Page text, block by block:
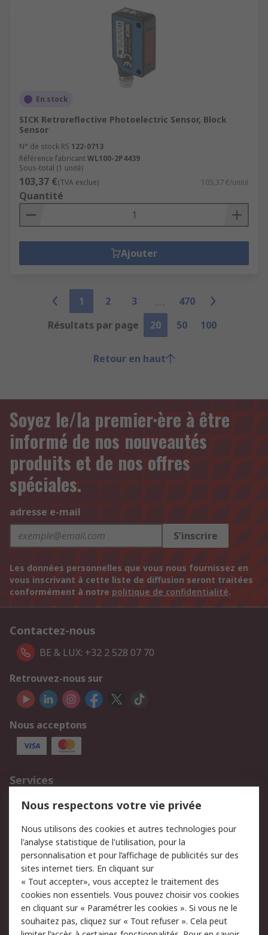
En stock
SICK Retroreflective Photoelectric Sensor, Block
Sensor
N° de stock RS 122-0713
Référence fabricantWL100-2P4439
Sous-total (1 unité)
103,37 €(TVA exclue) 103,37 €/unité
Quantité
Ajouter
1 2 3
470
Résultats par page
20 50 100
Retour en haut
Soyez le/la premier·ère à être
informé de nos nouveautés
produits et de nos offres
spéciales.
adresse e-mail
S'inscrire
Les données personnelles que vous nous fournissez en
vous inscrivant à cette liste de diffusion seront traitées
conformément à notre politique de confidentialité.
Contactez-nous
BE & LUX: +32 2 528 07 70
Retrouvez-nous sur
Nous acceptons
Services
750.000 produits
2.500 marques
Retours
Support technique
Track & trace
Legal
Politique de cookies
Sécurité des e-mails
Politique de protection
Conditions générales
Nous respectons votre vie privée
Nous utilisons des cookies et autres technologies pour
l'analyse statistique de l'utilisation, pour la
personnalisation et pour l’affichage de publicités sur des
sites internet tiers. En cliquant sur
« Tout accepter», vous acceptez le traitement des
cookies non essentiels. Vous pouvez choisir vos cookies
en cliquant sur « Paramétrer les cookies ». Si vous ne le
souhaitez pas, cliquez sur « Tout refuser ». Cela peut